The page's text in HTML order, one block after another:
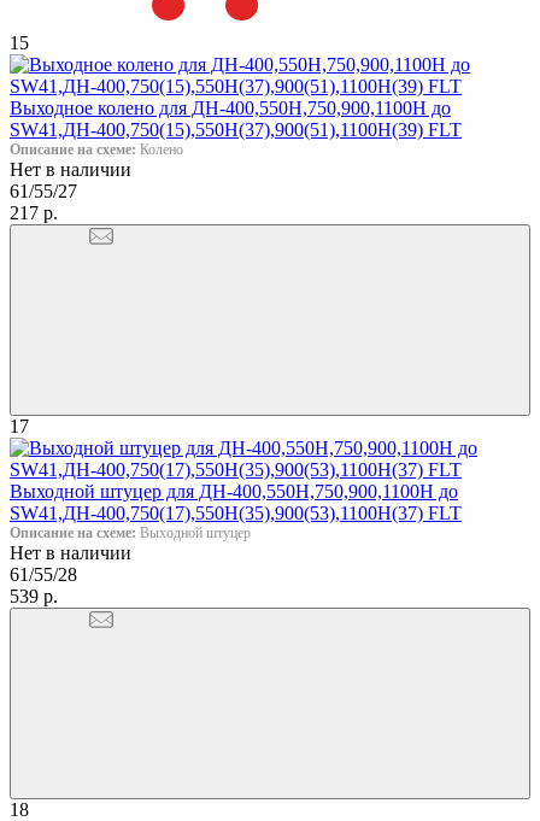
15
Выходное колено для ДН-400,550Н,750,900,1100Н до
SW41,ДН-400,750(15),550Н(37),900(51),1100Н(39) FLT
Описание на схеме: Колено
Нет в наличии
61/55/27
217 р.
17
Выходной штуцер для ДН-400,550Н,750,900,1100Н до
SW41,ДН-400,750(17),550Н(35),900(53),1100Н(37) FLT
Описание на схеме: Выходной штуцер
Нет в наличии
61/55/28
539 р.
18